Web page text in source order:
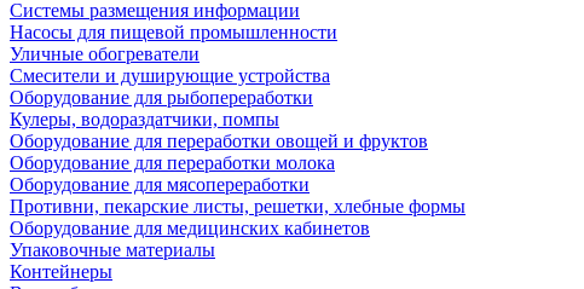
Системы размещения информации
Насосы для пищевой промышленности
Уличные обогреватели
Смесители и душирующие устройства
Оборудование для рыбопереработки
Кулеры, водораздатчики, помпы
Оборудование для переработки овощей и фруктов
Оборудование для переработки молока
Оборудование для мясопереработки
Противни, пекарские листы, решетки, хлебные формы
Оборудование для медицинских кабинетов
Упаковочные материалы
Контейнеры